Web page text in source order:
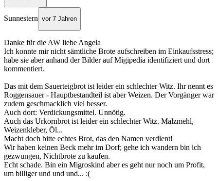
Sunnestern vor 7 Jahren
Danke für die AW liebe Angela
Ich konnte mir nicht sämtliche Brote aufschreiben im Einkaufsstress;
habe sie aber anhand der Bilder auf Migipedia identifiziert und dort
kommentiert.
Das mit dem Sauerteigbrot ist leider ein schlechter Witz. Ihr nennt es
Roggensauer - Hauptbestandteil ist aber Weizen. Der Vorgänger war
zudem geschmacklich viel besser.
Auch dort: Verdickungsmittel. Unnötig.
Auch das Urkornbrot ist leider ein schlechter Witz. Malzmehl,
Weizenkleber, Öl...
Macht doch bitte echtes Brot, das den Namen verdient!
Wir haben keinen Beck mehr im Dorf; gehe ich wandern bin ich
gezwungen, Nichtbrote zu kaufen.
Echt schade. Bin ein Migroskind aber es geht nur noch um Profit,
um billiger und und und... :(